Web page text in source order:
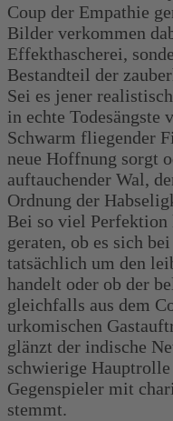
Coup der Empathie
Bilder verkommen
Effekthascherei,
Bestandteil der
Sei es jener
in echte Todesängste
Schwarm fliegender
neue Hoffnung sorgt
auftauchender Wal,
Ordnung der
Bei so viel Perfektion
geraten, ob es sich
tatsächlich um den
handelt oder ob der
gleichfalls aus dem
urkomischen
glänzt der indische
schwierige
Gegenspieler mit
stemmt.